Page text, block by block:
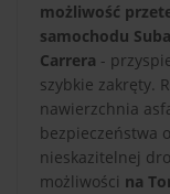
możliwość
samochodu
Carrera -
szybkie zakręty.
nawierzchnia
bezpieczeństwa
nieskazitelnej
możliwości na